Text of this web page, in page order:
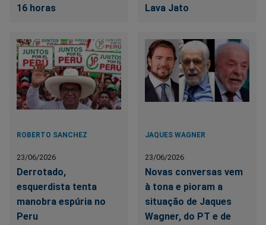
16 horas
Lava Jato
ROBERTO SANCHEZ
23/06/2026
Derrotado,
esquerdista tenta
manobra espúria no
Peru
JAQUES WAGNER
23/06/2026
Novas conversas vem
à tona e pioram a
situação de Jaques
Wagner, do PT e de